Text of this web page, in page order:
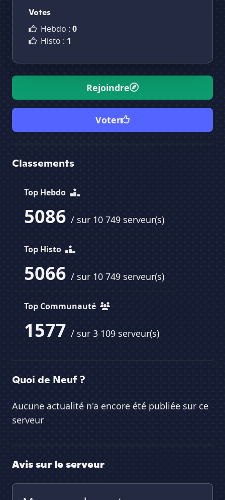
Votes
Hebdo : 0
Histo : 1
Rejoindre
Voter
Classements
Top Hebdo
5086 / sur 10 749 serveur(s)
Top Histo
5066 / sur 10 749 serveur(s)
Top Communauté
1577 / sur 3 109 serveur(s)
Quoi de Neuf ?
Aucune actualité n'a encore été publiée sur ce
serveur
Avis sur le serveur